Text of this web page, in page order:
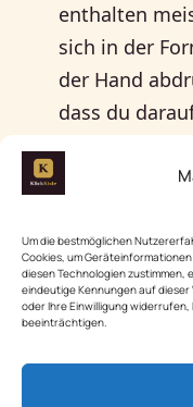
Um die bestmöglichen
Cookies, um
diesen Technologien zustimmen,
eindeutige Kennungen auf dieser
oder Ihre Einwilligung
beeinträchtigen.
enthalten
sich in der
der Hand
dass du
wählen, das
und
Abdrücke
Farbe